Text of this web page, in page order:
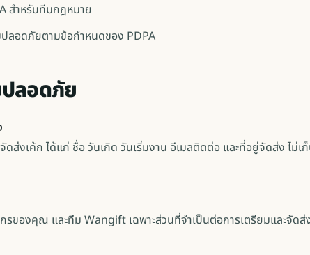
สำหรับทีมกฎหมาย
ลอดภัยตามข้อกำหนดของ PDPA
ลอดภัย
ดส่งเค้ก ได้แก่ ชื่อ วันเกิด วันเริ่มงาน อีเมลติดต่อ และที่อยู่จัดส่ง ไม่
ของคุณ และทีม Wangift เฉพาะส่วนที่จำเป็นต่อการเตรียมและจัดส่